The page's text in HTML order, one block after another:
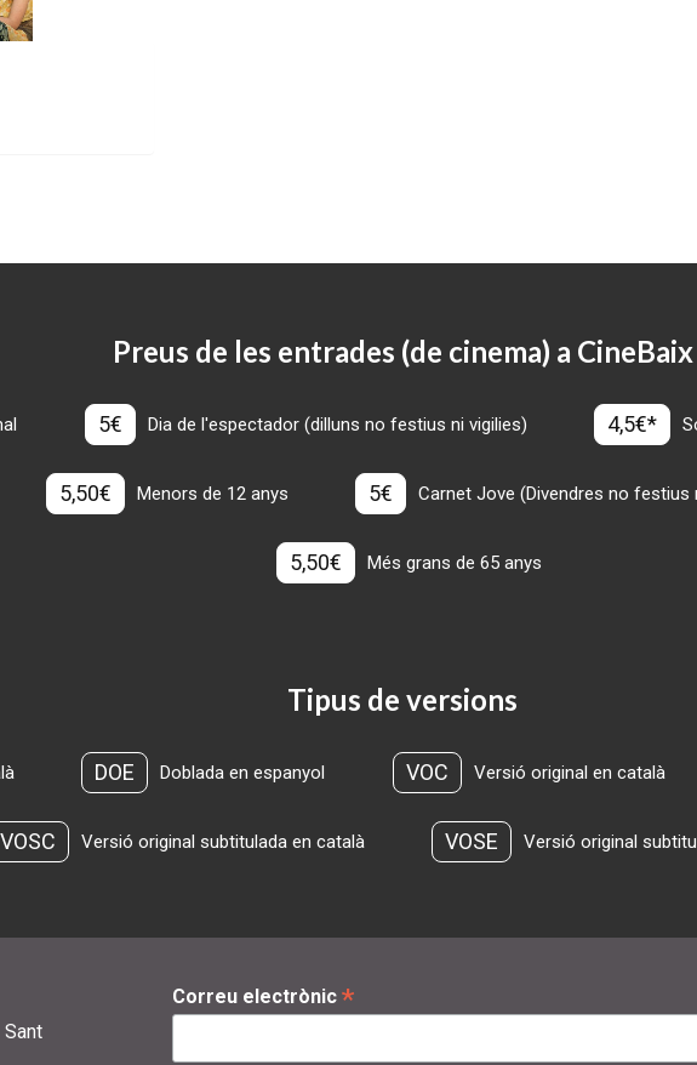
Preus de les entrades (de cinema) a CineBaix
5€ Dia de l'espectador (dilluns no festius ni vigilies) 4,5€*
5,50€ Menors de 12 anys 5€ Carnet Jove (Divendres no festius
5,50€ Més grans de 65 anys
Tipus de versions
DOE Doblada en espanyol VOC Versió original en català
VOSC Versió original subtitulada en català VOSE Versió original
Correu electrònic *